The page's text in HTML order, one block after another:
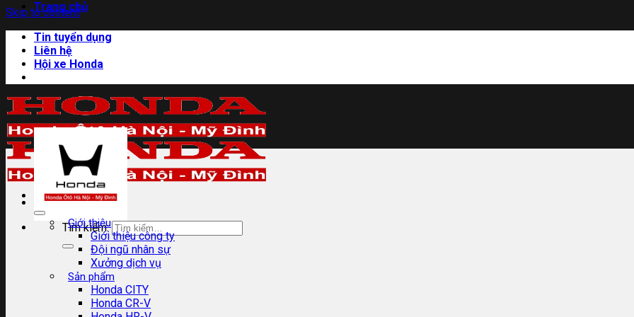
Skip to content
Trang chủ
Tin tuyển dụng
Liên hệ
Hội xe Honda
Tìm kiếm:
Giới thiệu
Giới thiệu công ty
Đội ngũ nhân sự
Xưởng dịch vụ
Sản phẩm
Honda CITY
Honda CR-V